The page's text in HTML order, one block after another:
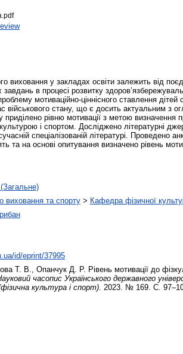
виховання у закладах освіти залежить від
в процесі розвитку
мотиваційно-ціннісного ставлення дітей
військового стану, що є досить актуальним з
приділено рівню мотивації з метою визначення
і спортом. Досліджено літературні
спеціалізованій літературі. Проведено
та на основі опитування визначено рівень
виховання та спорту > Кафедра фізичної
id/eprint/37995
Т. В. Опанчук Д. Р. Рівень мотивації до
часопис Українського державного
культура і спорт) . 2023. № 169. С.